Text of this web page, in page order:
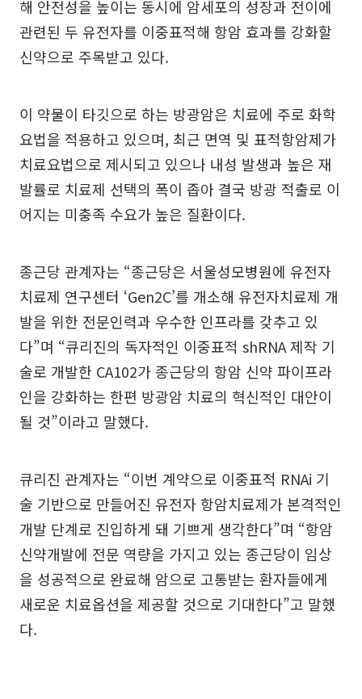
해 안전성을 높이는 동시에 암세포의 성장과 전이에
관련된 두 유전자를 이중표적해 항암 효과를 강화할
신약으로 주목받고 있다.
이 약물이 타깃으로 하는 방광암은 치료에 주로 화학
요법을 적용하고 있으며, 최근 면역 및 표적항암제가
치료요법으로 제시되고 있으나 내성 발생과 높은 재
발률로 치료제 선택의 폭이 좁아 결국 방광 적출로 이
어지는 미충족 수요가 높은 질환이다.
종근당 관계자는 “종근당은 서울성모병원에 유전자
치료제 연구센터 ‘Gen2C’를 개소해 유전자치료제 개
발을 위한 전문인력과 우수한 인프라를 갖추고 있
다”며 “큐리진의 독자적인 이중표적 shRNA 제작 기
술로 개발한 CA102가 종근당의 항암 신약 파이프라
인을 강화하는 한편 방광암 치료의 혁신적인 대안이
될 것”이라고 말했다.
큐리진 관계자는 “이번 계약으로 이중표적 RNAi 기
술 기반으로 만들어진 유전자 항암치료제가 본격적인
개발 단계로 진입하게 돼 기쁘게 생각한다”며 “항암
신약개발에 전문 역량을 가지고 있는 종근당이 임상
을 성공적으로 완료해 암으로 고통받는 환자들에게
새로운 치료옵션을 제공할 것으로 기대한다”고 말했
다.